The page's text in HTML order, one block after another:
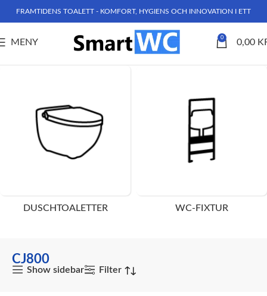
FRAMTIDENS TOALETT - KOMFORT, HYGIENS OCH INNOVATION I ETT
MENY 0 0,00
DUSCHTOALETTER WC-FIXTUR
CJ800
Show sidebar Filter